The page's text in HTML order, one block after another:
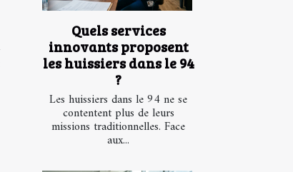
Quels services
innovants proposent
les huissiers dans le 94
?
Les huissiers dans le 94 ne se
contentent plus de leurs
missions traditionnelles. Face
aux...